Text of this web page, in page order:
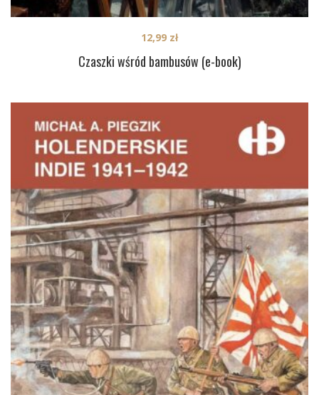
Czaszki wśród bambusów (e-book)
12,99 zł